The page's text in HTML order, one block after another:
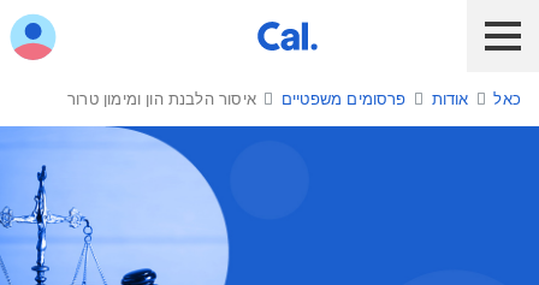
לקוח כאל לקוח Diners Club כאל לעסקים כאל אודות פרסומים משפטיים איסור הלבנת הון ומימון טרור